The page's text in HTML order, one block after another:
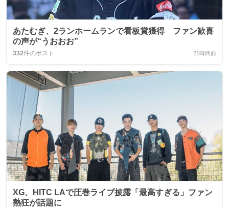
あたむぎ、2ランホームランで看板賞獲得 ファン歓喜
の声が“うおおお”
332件のポスト 21時間前
XG、HITC LAで圧巻ライブ披露「最高すぎる」ファン
熱狂が話題に